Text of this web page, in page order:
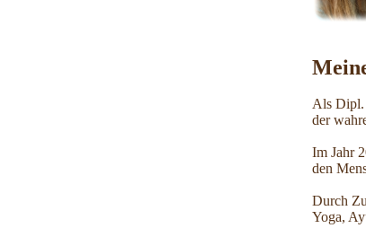
Als Dipl.
der
Im Jahr
den
Durch
Yoga,